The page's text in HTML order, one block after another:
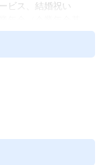
ビス、結婚祝い
、遺児育英基金)